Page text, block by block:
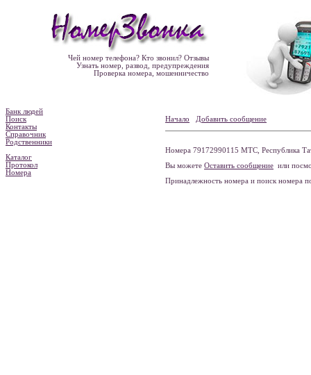
Чей номер телефона? Кто звонил? Отзывы
Узнать номер, развод, предупреждения
Проверка номера, мошенничество
Банк людей
Поиск
Контакты
Справочник
Родственники
Каталог
Протокол
Номера
Начало Добавить сообщение
Номера 79172990115 МТС, Республика
Вы можете Оставить сообщение или
Принадлежность номера и поиск номера